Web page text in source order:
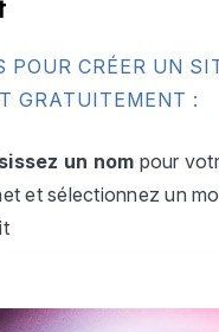
POUR CRÉER UN
GRATUITEMENT :
un nom pour
et sélectionnez un
vous
gratuit pour accéder